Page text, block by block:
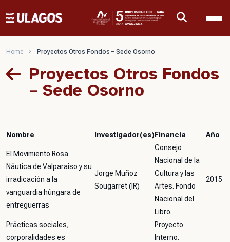
Ulagos Template
Home > Proyectos Otros Fondos – Sede Osorno
Proyectos Otros Fondos
– Sede Osorno
Nombre Investigador(es) Financia Año
El Movimiento Rosa
Náutica de Valparaíso y su
irradicación a la
vanguardia húngara de
entreguerras
Jorge Muñoz
Sougarret (IR)
Consejo
Nacional de la
Cultura y las
Artes. Fondo
Nacional del
Libro.
2015
Prácticas sociales,
corporalidades es
Proyecto
Interno.